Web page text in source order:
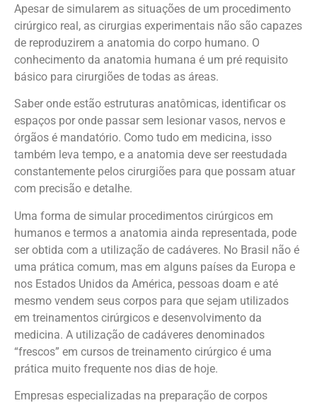
Apesar de simularem as situações de um procedimento
cirúrgico real, as cirurgias experimentais não são capazes
de reproduzirem a anatomia do corpo humano. O
conhecimento da anatomia humana é um pré requisito
básico para cirurgiões de todas as áreas.
Saber onde estão estruturas anatômicas, identificar os
espaços por onde passar sem lesionar vasos, nervos e
órgãos é mandatório. Como tudo em medicina, isso
também leva tempo, e a anatomia deve ser reestudada
constantemente pelos cirurgiões para que possam atuar
com precisão e detalhe.
Uma forma de simular procedimentos cirúrgicos em
humanos e termos a anatomia ainda representada, pode
ser obtida com a utilização de cadáveres. No Brasil não é
uma prática comum, mas em alguns países da Europa e
nos Estados Unidos da América, pessoas doam e até
mesmo vendem seus corpos para que sejam utilizados
em treinamentos cirúrgicos e desenvolvimento da
medicina. A utilização de cadáveres denominados
“frescos” em cursos de treinamento cirúrgico é uma
prática muito frequente nos dias de hoje.
Empresas especializadas na preparação de corpos